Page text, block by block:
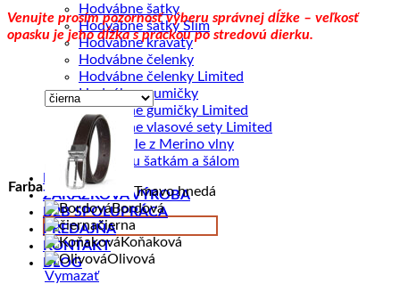
Hodvábne šatky
Hodvábne šatky Slim
Hodvábne kravaty
Hodvábne čelenky
Hodvábne čelenky Limited
Hodvábne gumičky
Hodvábne gumičky Limited
Hodvábne vlasové sety Limited
Zimné šále z Merino vlny
Šperky ku šatkám a šálom
DOPREDAJ
ZÁKAZKOVÁ VÝROBA
B2B SPOLUPRÁCA
PREDAJŇA
KONTAKT
BLOG
Venujte prosím pozornosť výberu správnej dĺžke – veľkosť
opasku je jeho dĺžka s prackou po stredovú dierku.
Farba
Tmavo hnedá
Bordová
čierna
Koňaková
Olivová
Vymazať